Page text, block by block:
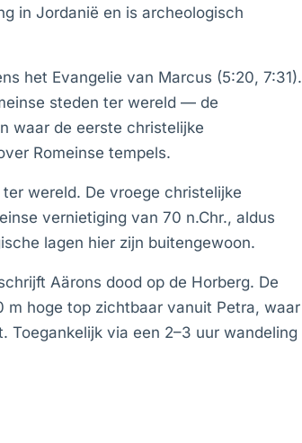
in Jordanië en is archeologisch
het Evangelie van Marcus (5:20, 7:31).
steden ter wereld — de
waar de eerste christelijke
Romeinse tempels.
wereld. De vroege christelijke
vernietiging van 70 n.Chr., aldus
lagen hier zijn buitengewoon.
Aärons dood op de Horberg. De
hoge top zichtbaar vanuit Petra, waar
Toegankelijk via een 2–3 uur wandeling